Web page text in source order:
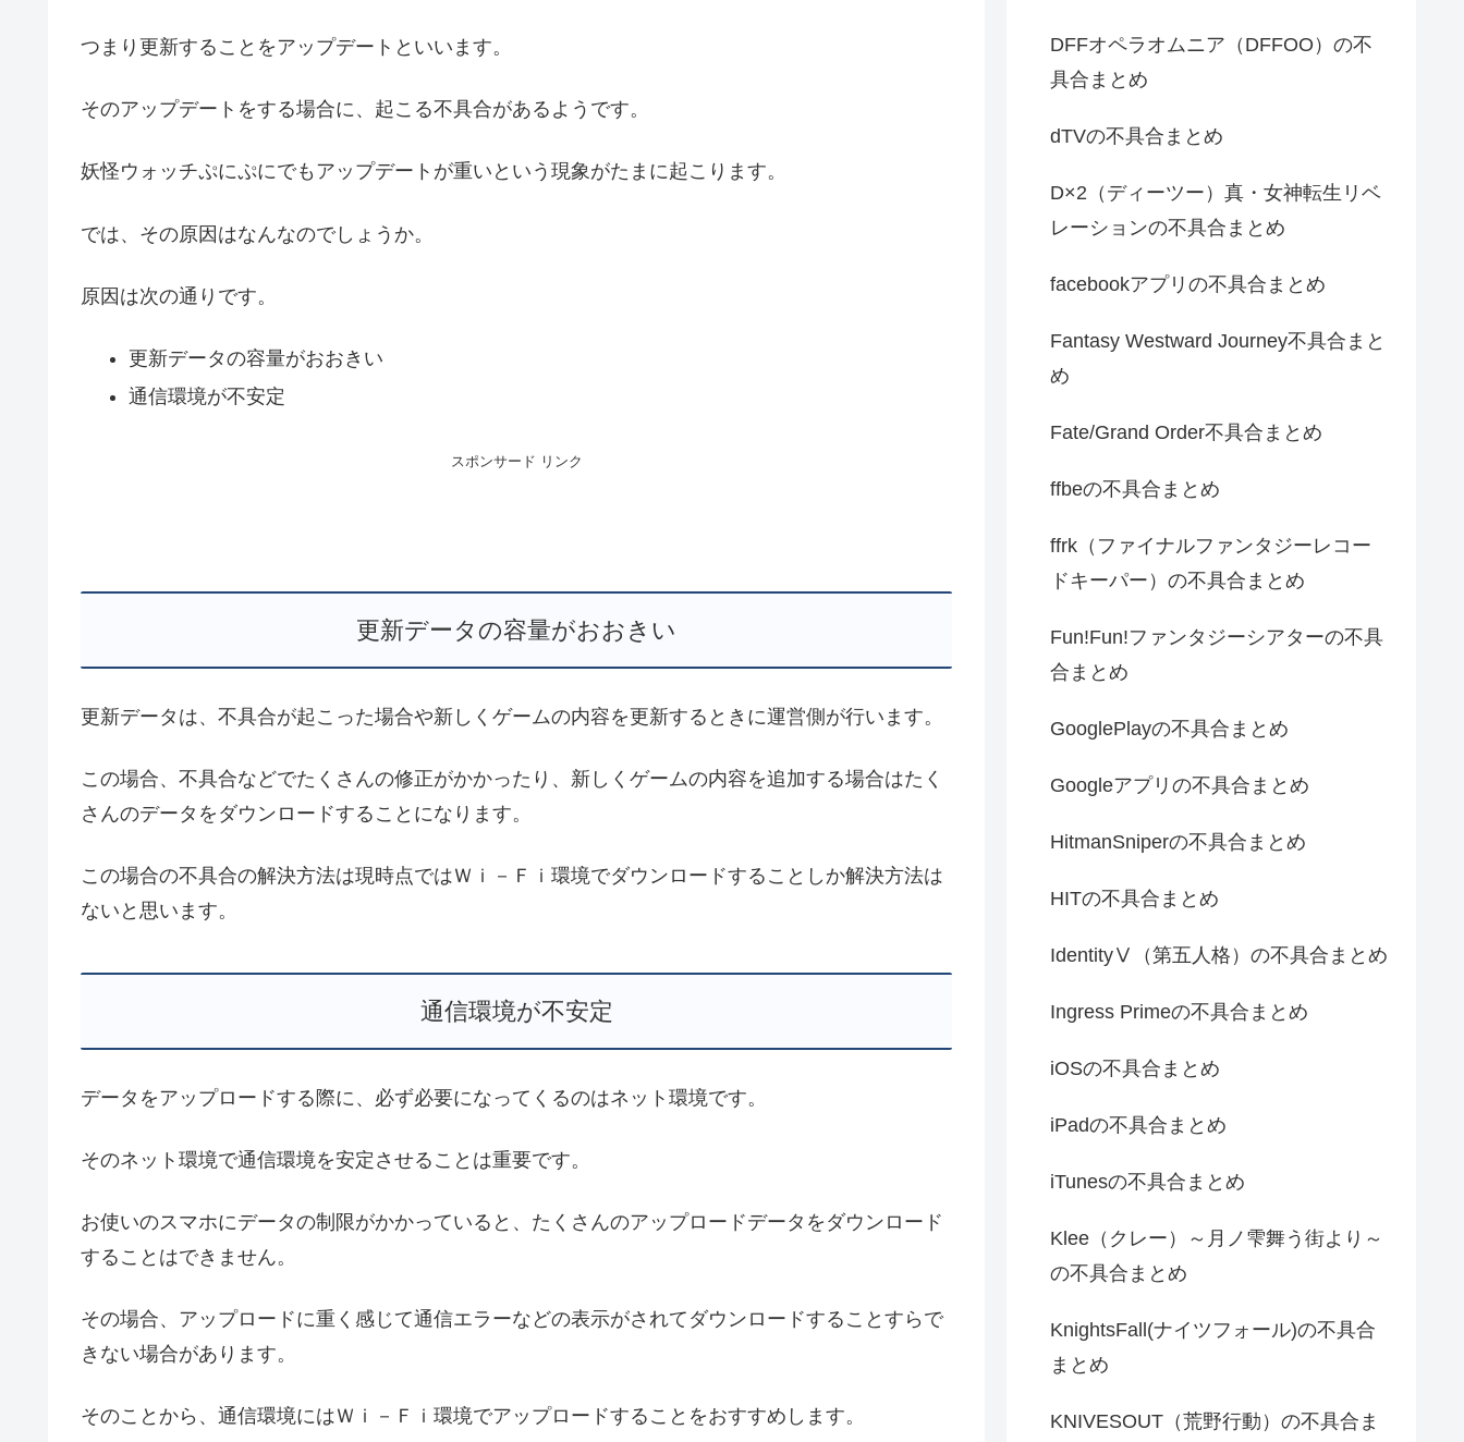
つまり更新することをアップデートといいます。
そのアップデートをする場合に、起こる不具合があるようです。
妖怪ウォッチぷにぷにでもアップデートが重いという現象がたまに起こります。
では、その原因はなんなのでしょうか。
原因は次の通りです。
更新データの容量がおおきい
通信環境が不安定
スポンサード リンク
更新データの容量がおおきい
更新データは、不具合が起こった場合や新しくゲームの内容を更新するときに運営側が行います。
この場合、不具合などでたくさんの修正がかかったり、新しくゲームの内容を追加する場合はたく
さんのデータをダウンロードすることになります。
この場合の不具合の解決方法は現時点ではＷｉ－Ｆｉ環境でダウンロードすることしか解決方法は
ないと思います。
通信環境が不安定
データをアップロードする際に、必ず必要になってくるのはネット環境です。
そのネット環境で通信環境を安定させることは重要です。
お使いのスマホにデータの制限がかかっていると、たくさんのアップロードデータをダウンロード
することはできません。
その場合、アップロードに重く感じて通信エラーなどの表示がされてダウンロードすることすらで
きない場合があります。
そのことから、通信環境にはＷｉ－Ｆｉ環境でアップロードすることをおすすめします。
DFFオペラオムニア（DFFOO）の不
具合まとめ
dTVの不具合まとめ
D×2（ディーツー）真・女神転生リベ
レーションの不具合まとめ
facebookアプリの不具合まとめ
Fantasy Westward Journey不具合まと
め
Fate/Grand Order不具合まとめ
ffbeの不具合まとめ
ffrk（ファイナルファンタジーレコー
ドキーパー）の不具合まとめ
Fun!Fun!ファンタジーシアターの不具
合まとめ
GooglePlayの不具合まとめ
Googleアプリの不具合まとめ
HitmanSniperの不具合まとめ
HITの不具合まとめ
IdentityⅤ（第五人格）の不具合まとめ
Ingress Primeの不具合まとめ
iOSの不具合まとめ
iPadの不具合まとめ
iTunesの不具合まとめ
Klee（クレー）～月ノ雫舞う街より～
の不具合まとめ
KnightsFall(ナイツフォール)の不具合
まとめ
KNIVESOUT（荒野行動）の不具合ま